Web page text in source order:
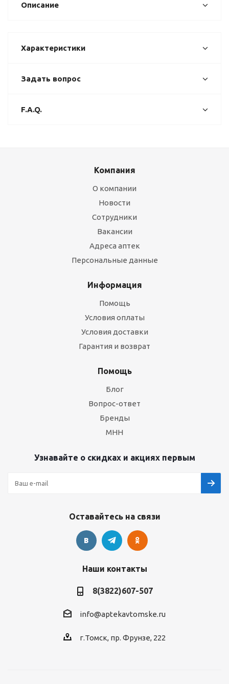
Описание
Характеристики
Задать вопрос
F.A.Q.
Компания
О компании
Новости
Сотрудники
Вакансии
Адреса аптек
Персональные данные
Информация
Помощь
Условия оплаты
Условия доставки
Гарантия и возврат
Помощь
Блог
Вопрос-ответ
Бренды
МНН
Узнавайте о скидках и акциях первым
Оставайтесь на связи
Наши контакты
8(3822)607-507
info@aptekavtomske.ru
г.Томск, пр. Фрунзе, 222